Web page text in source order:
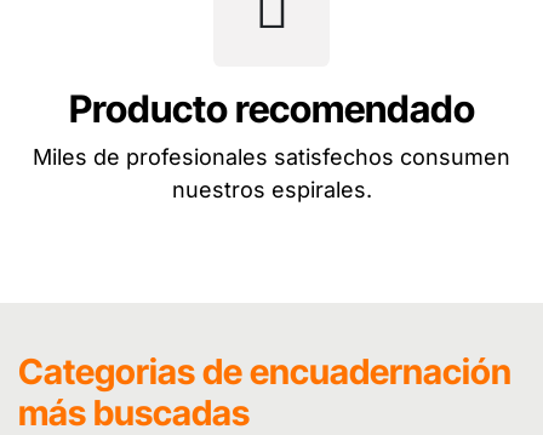
Producto recomendado
Miles de profesionales satisfechos consumen
nuestros espirales.
Categorias de encuadernación
más buscadas